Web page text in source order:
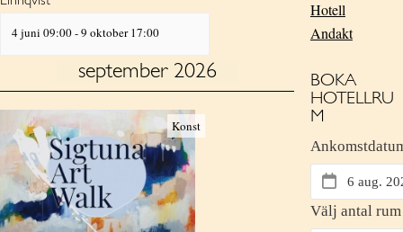
a
n
V
e
w
s
4 juni 09:00-9 oktober 17:00
september 2026
Konst
Hotell
Andakt
BOKA
HOTELLRU
M